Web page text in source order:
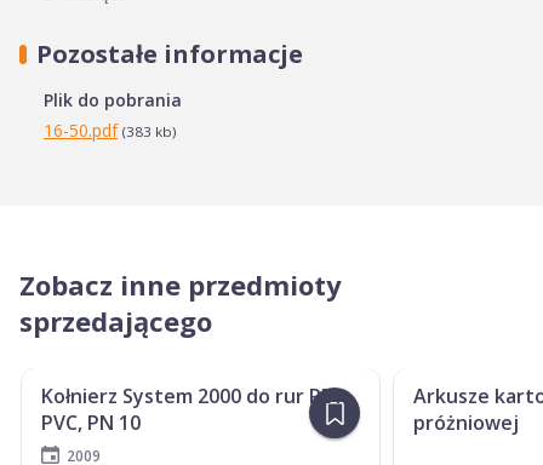
Pozostałe informacje
Plik do pobrania
16-50.pdf (383 kb)
Zobacz inne przedmioty
sprzedającego
Kołnierz System 2000 do rur PE i
PVC, PN 10
2009
Arkusze
próżniowej